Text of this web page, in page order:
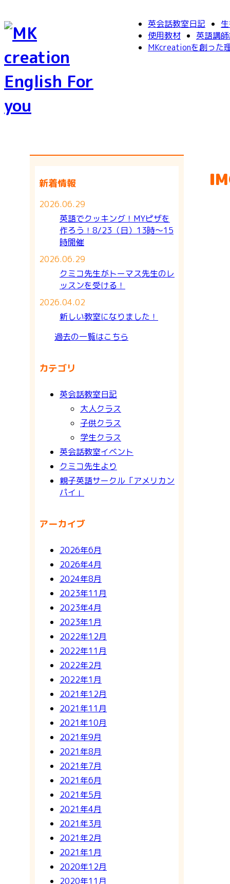
英会話教室日記
使用教材
英語講
MKcreationを創った
新着情報
2026.06.29
英語でクッキング！MYピザを
作ろう！8/23（日）13時～15
時開催
2026.06.29
クミコ先生がトーマス先生のレ
ッスンを受ける！
2026.04.02
新しい教室になりました！
過去の一覧はこちら
カテゴリ
英会話教室日記
大人クラス
子供クラス
学生クラス
英会話教室イベント
クミコ先生より
親子英語サークル「アメリカン
パイ」
アーカイブ
2026年6月
2026年4月
2024年8月
2023年11月
2023年4月
2023年1月
2022年12月
2022年11月
2022年2月
2022年1月
2021年12月
2021年11月
2021年10月
2021年9月
2021年8月
2021年7月
2021年6月
2021年5月
2021年4月
2021年3月
2021年2月
2021年1月
2020年12月
2020年11月